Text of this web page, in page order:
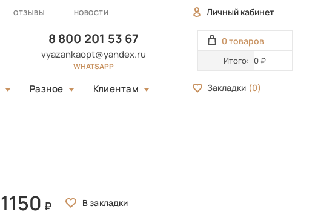
ОТЗЫВЫ НОВОСТИ Личный кабинет
8 800 201 53 67
vyazankaopt@yandex.ru
WHATSAPP
0 товаров
Итого: 0 ₽
Разное Клиентам Закладки (0)
1150